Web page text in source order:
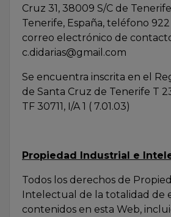
Cruz 31, 38009 S/C de
Tenerife, España, teléfono
correo electrónico de
c.didarias@gmail.com
Se encuentra inscrita en el
de Santa Cruz de Tenerife T
TF 30711, I/A 1 ( 7.01.03)
Propiedad Industrial e
Todos los derechos de
Intelectual de la totalidad de
contenidos en esta Web,